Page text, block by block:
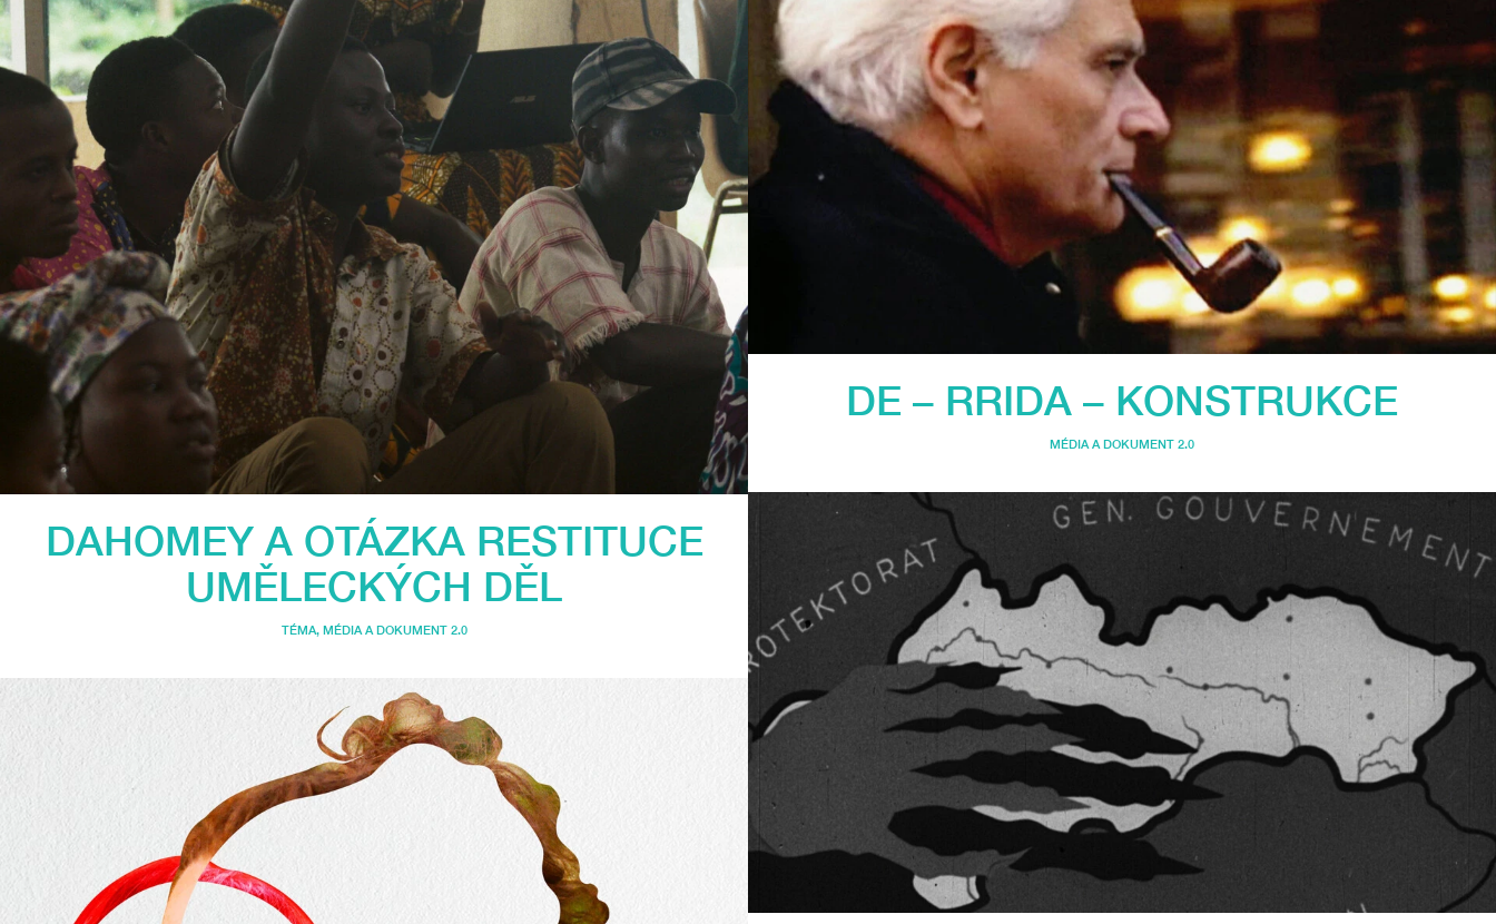
DAHOMEY A OTÁZKA RESTITUCE
UMĚLECKÝCH DĚL
TÉMA, MÉDIA A DOKUMENT 2.0
DE – RRIDA – KONSTRUKCE
MÉDIA A DOKUMENT 2.0